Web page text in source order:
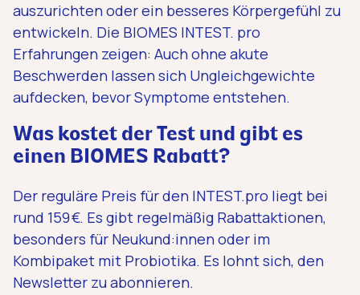
auszurichten oder ein besseres Körpergefühl zu
entwickeln. Die BIOMES INTEST. pro
Erfahrungen zeigen: Auch ohne akute
Beschwerden lassen sich Ungleichgewichte
aufdecken, bevor Symptome entstehen.
Was kostet der Test und gibt es
einen BIOMES Rabatt?
Der reguläre Preis für den INTEST.pro liegt bei
rund 159 €. Es gibt regelmäßig Rabattaktionen,
besonders für Neukund:innen oder im
Kombipaket mit Probiotika. Es lohnt sich, den
Newsletter zu abonnieren.